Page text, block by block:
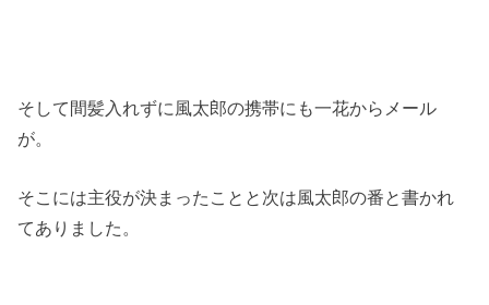
そして間髪入れずに風太郎の携帯にも一花からメール
が。
そこには主役が決まったことと次は風太郎の番と書かれ
てありました。